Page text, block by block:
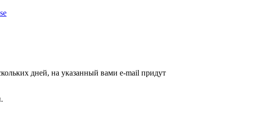
дней, на указанный вами e-mail придут